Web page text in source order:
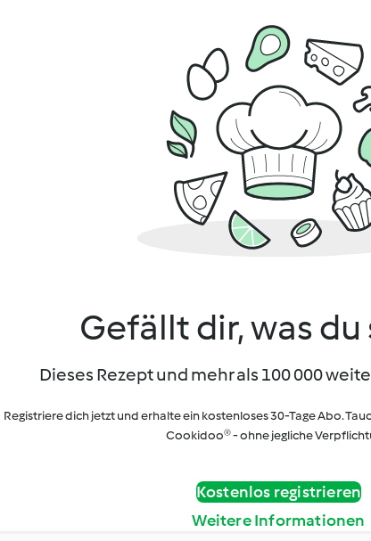
Gefällt dir, was du
Dieses Rezept und mehr als 100 000
Registriere dich jetzt und erhalte ein kostenloses 30-Tage Abo.
Cookidoo® - ohne jegliche
Kostenlos registrieren
Weitere Informationen